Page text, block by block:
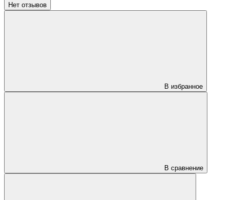
Нет отзывов
В избранное
В сравнение